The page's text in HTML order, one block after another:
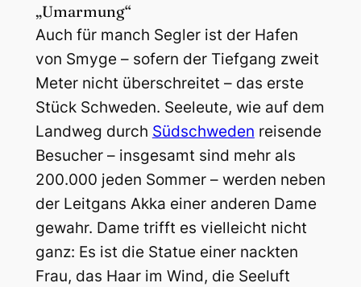
„Umarmung“
Auch für manch Segler ist der Hafen
von Smyge – sofern der Tiefgang zweit
Meter nicht überschreitet – das erste
Stück Schweden. Seeleute, wie auf dem
Landweg durch Südschweden reisende
Besucher – insgesamt sind mehr als
200.000 jeden Sommer – werden neben
der Leitgans Akka einer anderen Dame
gewahr. Dame trifft es vielleicht nicht
ganz: Es ist die Statue einer nackten
Frau, das Haar im Wind, die Seeluft